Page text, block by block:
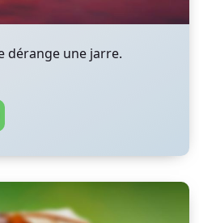
dérange une jarre.